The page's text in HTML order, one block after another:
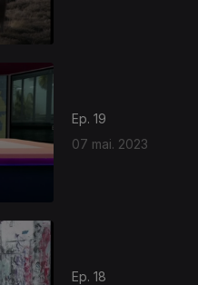
Ep. 19
07 mai. 2023
Ep. 18